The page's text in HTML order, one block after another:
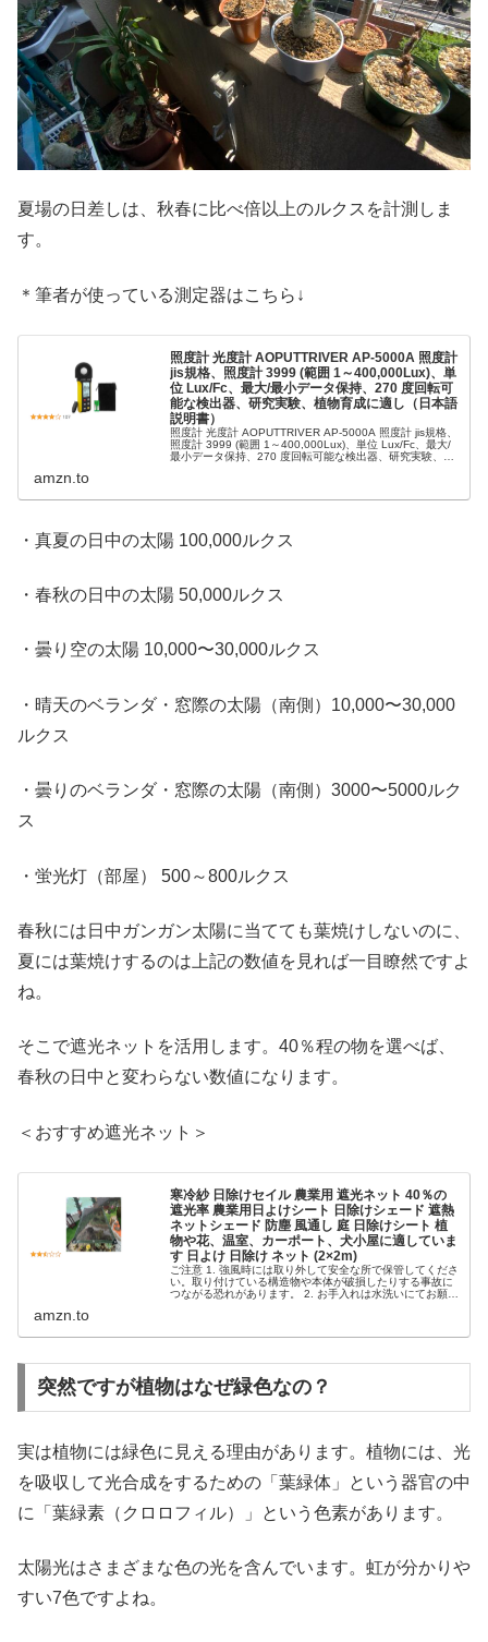
夏場の日差しは、秋春に比べ倍以上のルクスを計測しま
す。
＊筆者が使っている測定器はこちら↓
照度計 光度計 AOPUTTRIVER AP-5000A 照度計
jis規格、照度計 3999 (範囲 1～400,000Lux)、単
位 Lux/Fc、最大/最小データ保持、270 度回転可
能な検出器、研究実験、植物育成に適し（日本語
説明書）
照度計 光度計 AOPUTTRIVER AP-5000A 照度計 jis規格、
照度計 3999 (範囲 1～400,000Lux)、単位 Lux/Fc、最大/
最小データ保持、270 度回転可能な検出器、研究実験、植
amzn.to
・真夏の日中の太陽 100,000ルクス
・春秋の日中の太陽 50,000ルクス
・曇り空の太陽 10,000〜30,000ルクス
・晴天のベランダ・窓際の太陽（南側）10,000〜30,000
ルクス
・曇りのベランダ・窓際の太陽（南側）3000〜5000ルク
ス
・蛍光灯（部屋） 500～800ルクス
春秋には日中ガンガン太陽に当てても葉焼けしないのに、
夏には葉焼けするのは上記の数値を見れば一目瞭然ですよ
ね。
そこで遮光ネットを活用します。40％程の物を選べば、
春秋の日中と変わらない数値になります。
＜おすすめ遮光ネット＞
寒冷紗 日除けセイル 農業用 遮光ネット 40％の
遮光率 農業用日よけシート 日除けシェード 遮熱
ネットシェード 防塵 風通し 庭 日除けシート 植
物や花、温室、カーポート、犬小屋に適していま
す 日よけ 日除け ネット (2×2m)
ご注意 1. 強風時には取り外して安全な所で保管してくださ
い。取り付けている構造物や本体が破損したりする事故に
つながる恐れがあります。 2. お手入れは水洗いにてお願い
amzn.to
突然ですが植物はなぜ緑色なの？
実は植物には緑色に見える理由があります。植物には、光
を吸収して光合成をするための「葉緑体」という器官の中
に「葉緑素（クロロフィル）」という色素があります。
太陽光はさまざまな色の光を含んでいます。虹が分かりや
すい7色ですよね。